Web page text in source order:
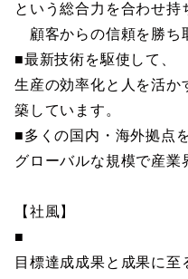
という総合力を合わせ持
顧客からの信頼を勝ち
■最新技術を駆使して、
生産の効率化と人を活か
築しています。
■多くの国内・海外拠点
グローバルな規模で産業
【社風】
■
目標達成成果と成果に